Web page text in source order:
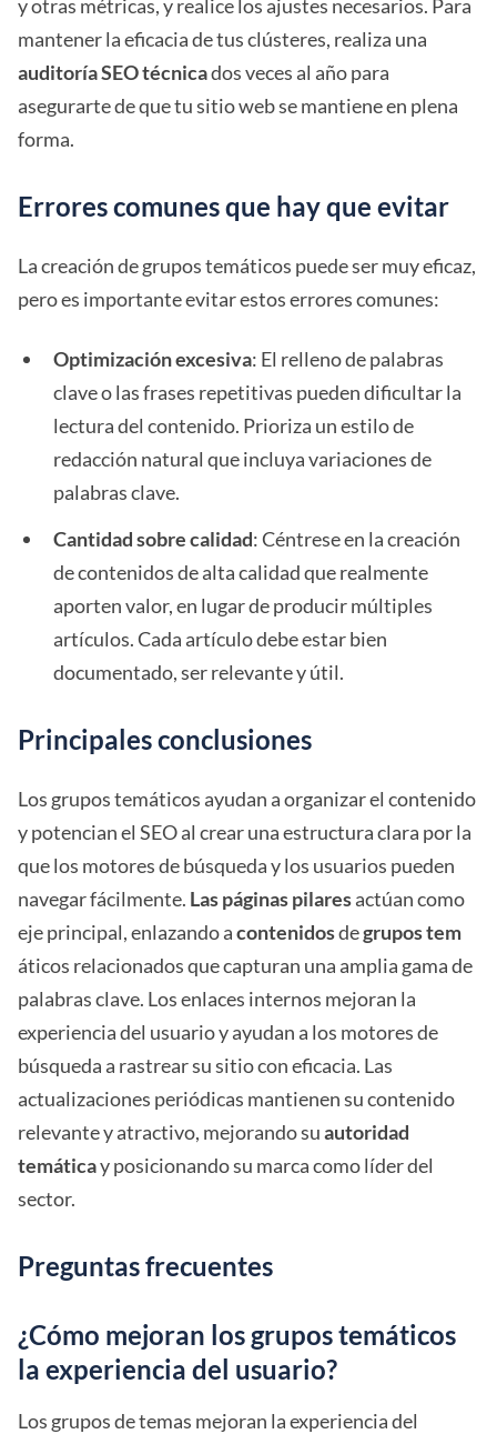
y otras métricas, y realice los ajustes necesarios. Para
mantener la eficacia de tus clústeres, realiza una
auditoría SEO técnicados veces al año para
asegurarte de que tu sitio web se mantiene en plena
forma.
Errores comunes que hay que evitar
La creación de grupos temáticos puede ser muy eficaz,
pero es importante evitar estos errores comunes:
Optimización excesiva: El relleno de palabras
clave o las frases repetitivas pueden dificultar la
lectura del contenido. Prioriza un estilo de
redacción natural que incluya variaciones de
palabras clave.
Cantidad sobre calidad: Céntrese en la creación
de contenidos de alta calidad que realmente
aporten valor, en lugar de producir múltiples
artículos. Cada artículo debe estar bien
documentado, ser relevante y útil.
Principales conclusiones
Los grupos temáticos ayudan a organizar el contenido
y potencian el SEO al crear una estructura clara por la
que los motores de búsqueda y los usuarios pueden
navegar fácilmente. Las páginas pilaresactúan como
eje principal, enlazando acontenidosdegrupos tem
áticos relacionados que capturan una amplia gama de
palabras clave. Los enlaces internos mejoran la
experiencia del usuario y ayudan a los motores de
búsqueda a rastrear su sitio con eficacia. Las
actualizaciones periódicas mantienen su contenido
relevante y atractivo, mejorando suautoridad
temáticay posicionando su marca como líder del
sector.
Preguntas frecuentes
¿Cómo mejoran los grupos temáticos
la experiencia del usuario?
Los grupos de temas mejoran la experiencia del